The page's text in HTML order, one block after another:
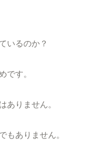
いるのか？
です。
ありません。
もありません。